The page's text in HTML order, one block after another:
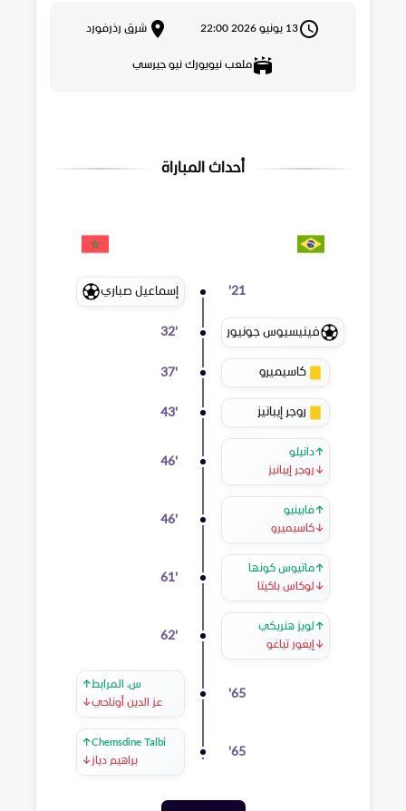
13 يونيو 2026 22:00 شرق رذرفورد
ملعب نيويورك نيو جيرسي
أحداث المباراة
21
' إسماعيل صباري
فينيسيوس جونيور 32'
كاسيميرو 37'
روجر إيبانيز 43'
↑دانيلو
↓ روجر إيبانيز
46'
↑فابينيو
↓كاسيميرو
46'
↑ماتيوس كونها
↓ لوكاس باكيتا
61'
↑ لويز هنريكي
↓ إيغور تياغو
62'
65
'
↑س. المرابط
↓عز الدين أوناحي
65
'
↑Chemsdine Talbi
↓براهيم دياز